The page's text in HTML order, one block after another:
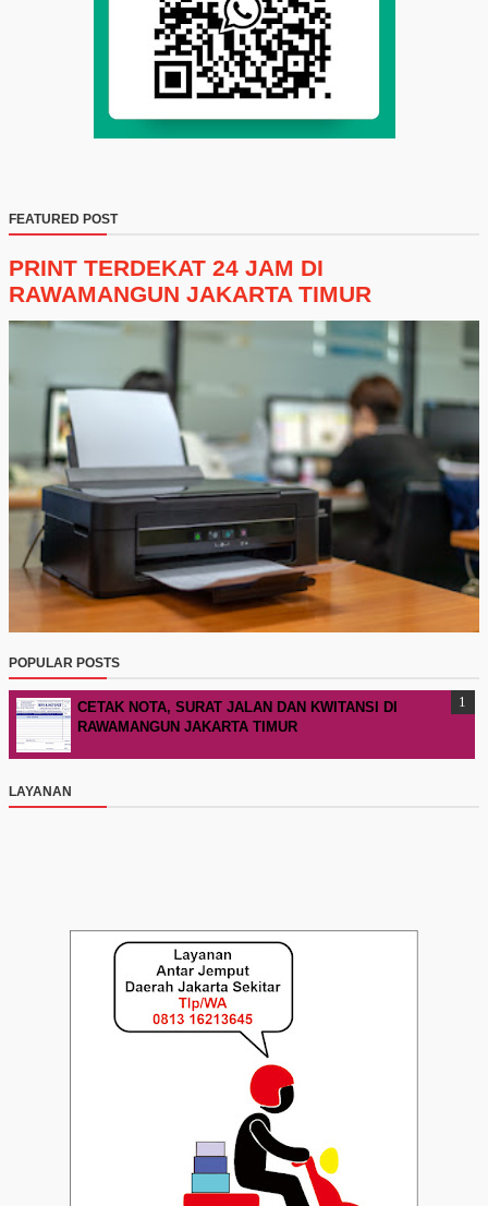
FEATURED POST
PRINT TERDEKAT 24 JAM DI
RAWAMANGUN JAKARTA TIMUR
POPULAR POSTS
CETAK NOTA, SURAT JALAN DAN KWITANSI DI
RAWAMANGUN JAKARTA TIMUR
LAYANAN